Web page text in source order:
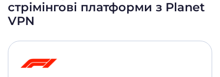
стрімінгові платформи з Planet
VPN